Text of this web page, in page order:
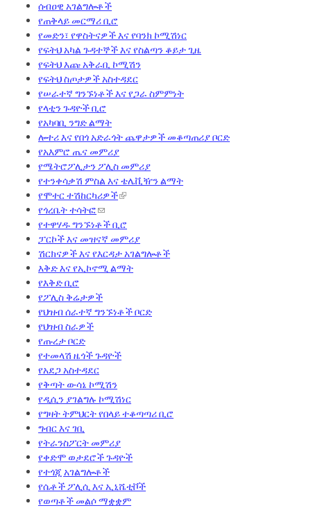
ሰብዐዊ አገልግሎቶች
የጠቅላይ መርማሪ ቢሮ
የመድን፣ የዋስትናዎች እና የባንክ ኮሚሽነር
የፍትህ አካል ጉዳተኞች እና የስልጣን ቆይታ ጊዜ
የፍትህ እጩ አቅራቢ ኮሚሽን
የፍትህ ስጦታዎች አስተዳደር
የሠራተኛ ግንኙነቶች እና የጋራ ስምምነት
የላቲን ጉዳዮች ቢሮ
የአካባቢ ንግድ ልማት
ሎተሪ እና የበጎ አድራጎት ጨዋታዎች መቆጣጠሪያ ቦርድ
የአእምሮ ጤና መምሪያ
የሜትሮፖሊታን ፖሊስ መምሪያ
የተንቀሳቃሽ ምስል እና ቴሌቪዥን ልማት
የሞተር ተሽከርካሪዎች
የጎረቤት ተሳትፎ
የተዋሃዱ ግንኙነቶች ቢሮ
ፓርኮች እና መዝናኛ መምሪያ
ሽርክናዎች እና የእርዳታ አገልግሎቶች
እቅድ እና የኢኮኖሚ ልማት
የእቅድ ቢሮ
የፖሊስ ቅሬታዎች
የህዝብ ሰራተኛ ግንኙነቶች ቦርድ
የህዝብ ስራዎች
የጡረታ ቦርድ
የተመላሽ ዜጎች ጉዳዮች
የአደጋ አስተዳደር
የቅጣት ውሳኔ ኮሚሽን
የዲሲን ያገልግሉ ኮሚሽነር
የግዛት ትምህርት የበላይ ተቆጣጣሪ ቢሮ
ግብር እና ገቢ
የትራንስፖርት መምሪያ
የቀድሞ ወታደሮች ጉዳዮች
የተጎጂ አገልግሎቶች
የሴቶች ፖሊሲ እና ኢኒሼቲቮች
የወጣቶች መልሶ ማቋቋም